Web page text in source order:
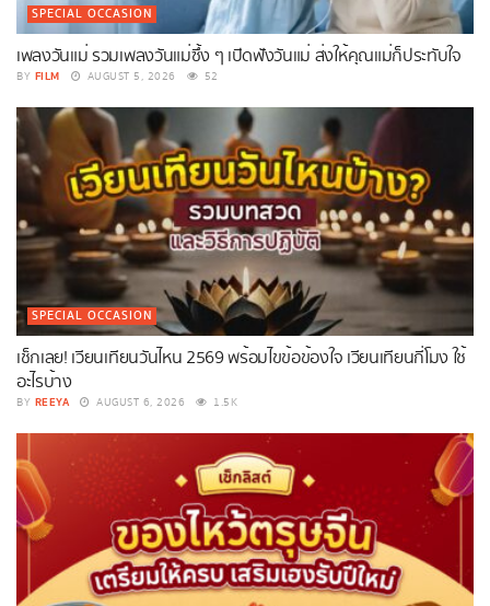
SPECIAL OCCASION
เพลงวันแม่ รวมเพลงวันแม่ซึ้ง ๆ เปิดฟังวันแม่ ส่งให้คุณแม่ก็ประทับใจ
BY FILM AUGUST 5, 2026 52
SPECIAL OCCASION
เช็กเลย! เวียนเทียนวันไหน 2569 พร้อมไขข้อข้องใจ เวียนเทียนกี่โมง ใช้
อะไรบ้าง
BY REEYA AUGUST 6, 2026 1.5K